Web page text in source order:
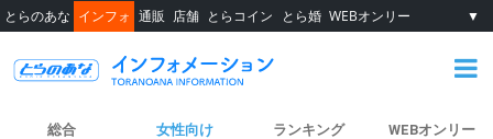
とらのあな インフォ 通販 店舗 とらコイン とら婚 WEBオンリー ▼
総合 女性向け ランキング WEBオンリー